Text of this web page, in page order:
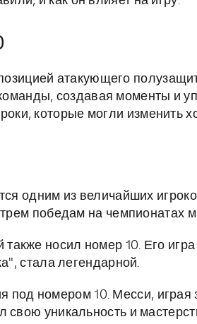
атакующего
создавая моменты и
которые могли изменить
одним из величайших
победам на чемпионатах
также носил номер 10. Его
стала легендарной.
под номером 10. Месси, играя
уникальность и